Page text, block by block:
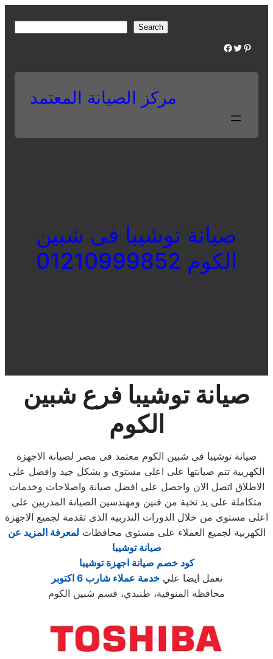
r
Search
Facebook Twitter Pinterest
مركز الصيانة المعتمد
صيانة توشيبا فى شبين
الكوم 01210999852
صيانة توشيبا فرع شبين
الكوم
صيانة توشيبا فى شبين الكوم معتمد فى مصر لصيانة الاجهزة
الكهربية تتم صيانتها على اعلى مستوى و بشكل جيد وافضل على
الاطلاق اتصل الان واحصل على افضل صيانة واصلاحات وخدمات
متكاملة على يد نخبة من فنين ومهندسين الصيانة المدربين على
اعلى مستوى من خلال الدورات التدربيه الذى تقدمة لجميع الاجهزة
الكهربية لجميع العملاء على مستوى محافظات لمعرفة المزيد عن
صيانة توشيبا
كود خصم صيانة اجهزة توشيبا
نعمل ايضا عليخدمة عملاء شارب 6 اكتوبر
محافظه المنوفية، طنبدي، قسم شبين الكوم